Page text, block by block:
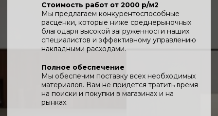
Стоимость работ от 2000 р/м2
Мы предлагаем конкурентоспособные
расценки, которые ниже среднерыночных
благодаря высокой загруженности наших
специалистов и эффективному управлению
накладными расходами.
Полное обеспечение
Мы обеспечим поставку всех необходимых
материалов. Вам не придется тратить время
на поиски и покупки в магазинах и на
рынках.